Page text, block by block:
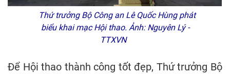
Thứ trưởng Bộ Công an Lê Quốc Hùng phát
biểu khai mạc Hội thao. Ảnh: Nguyên Lý -
TTXVN
Để Hội thao thành công tốt đẹp, Thứ trưởng Bộ